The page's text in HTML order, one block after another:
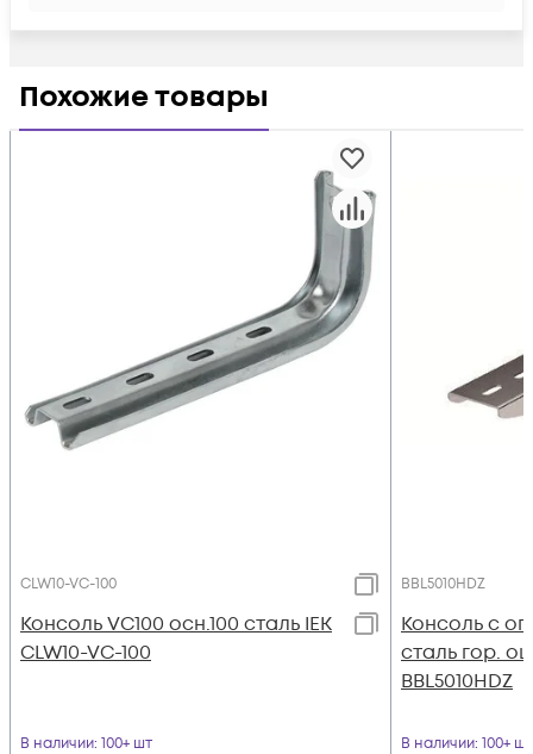
Похожие товары
CLW10-VC-100
Консоль VC100 осн.100 сталь IEK
CLW10-VC-100
В наличии: 100+ шт
BBL5010HDZ
Консоль с
сталь гор.
BBL5010HDZ
В наличии: 100+ шт